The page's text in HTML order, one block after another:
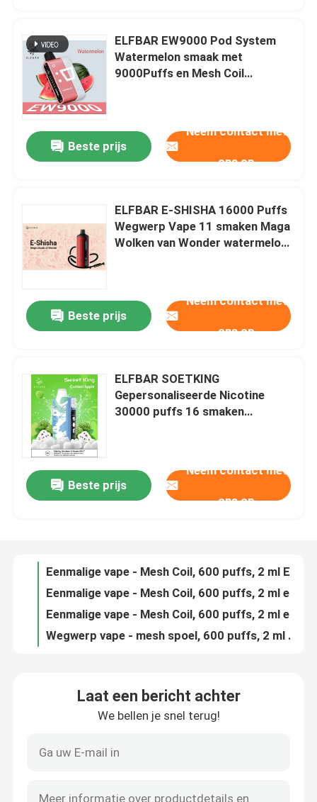
Thuis
Producten
Videos
Fabrieksreis
Kwaliteitscontrole
Vraag een offerte aan
Beschikbare Vape
Peulsysteem
ELFBAR EW9000 Pod System
Watermelon smaak met
9000Puffs en Mesh Coil
Beste prijs
Neem contact met
ons op
ELFBAR E-SHISHA 16000 Puffs
Wegwerp Vape 11 smaken Maga
Wolken van Wonder watermeloen
Beste prijs
Neem contact met
ons op
ELFBAR SOETKING
Gepersonaliseerde Nicotine
30000 puffs 16 smaken
Beste prijs
Neem contact met
ons op
Wegwerp vape - mesh spoel, 600 puffs, 2 ml e-vloeistof, 20 mg nicotine, handige schoenveters vape, dubbele appel
Wegwerp vape - mesh spoel, 600 puffs, 2 ml e-vloeistof, 20 mg nicotine, handige schoenveters vape, ananas ijs
Wegwerp vape - mesh spoel, 600 puffs, 2 ml e-vloeistof, 20 mg nicotine, handige schoenveters vape, ananas mojito
Laat een bericht achter
We bellen je snel terug!